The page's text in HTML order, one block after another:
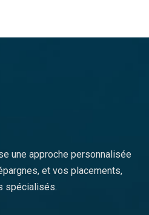
une approche personnalisée
et vos placements,
spécialisés.